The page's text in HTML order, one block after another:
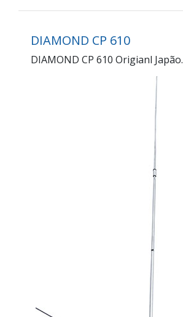
DIAMOND CP 610
DIAMOND CP 610 Origianl Japão.